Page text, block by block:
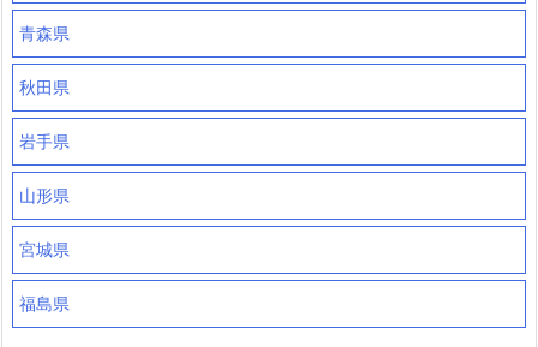
青森県
秋田県
岩手県
山形県
宮城県
福島県